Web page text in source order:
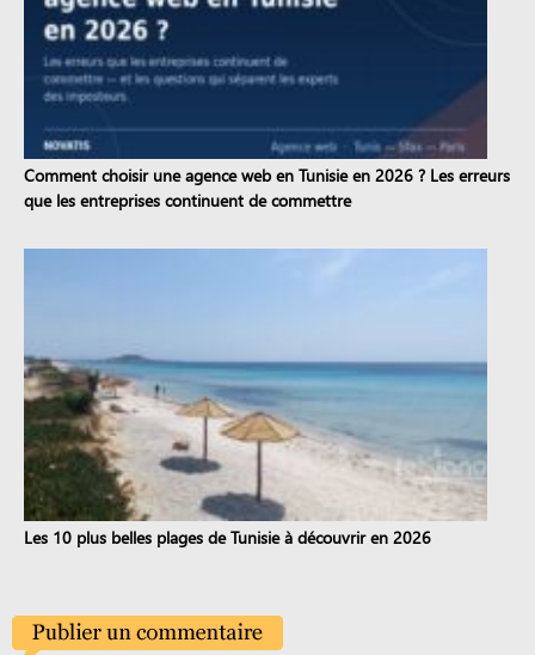
Comment choisir une agence web en Tunisie en 2026 ? Les erreurs
que les entreprises continuent de commettre
Les 10 plus belles plages de Tunisie à découvrir en 2026